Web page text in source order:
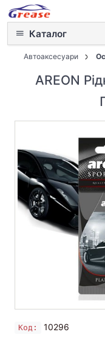
Каталог
Автоаксесуари
AREON
Код: 10296